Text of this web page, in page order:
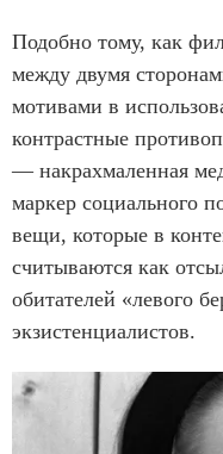
Подобно тому, как
между двумя
мотивами в
контрастные
— накрахмаленная
маркер социального
вещи, которые в
считываются как
обитателей «левого
экзистенциалистов.